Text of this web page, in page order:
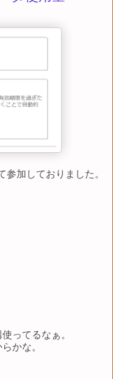
加しておりました。
ってるなぁ。
かな。